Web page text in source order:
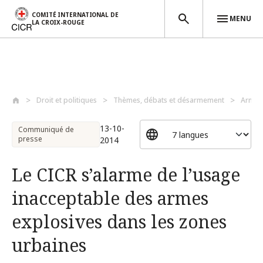
COMITÉ INTERNATIONAL DE
LA CROIX-ROUGE
MENU
Droit et politiques Thèmes, débats et désarmement
Communiqué de
presse
13-10-
2014
Le CICR s’alarme de l’usage
inacceptable des armes
explosives dans les zones
urbaines